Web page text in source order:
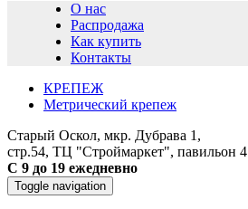
О нас
Распродажа
Как купить
Контакты
КРЕПЕЖ
Метрический крепеж
Старый Оскол, мкр. Дубрава 1,
стр.54, ТЦ "Строймаркет", павильон 4
С 9 до 19 ежедневно
Toggle navigation